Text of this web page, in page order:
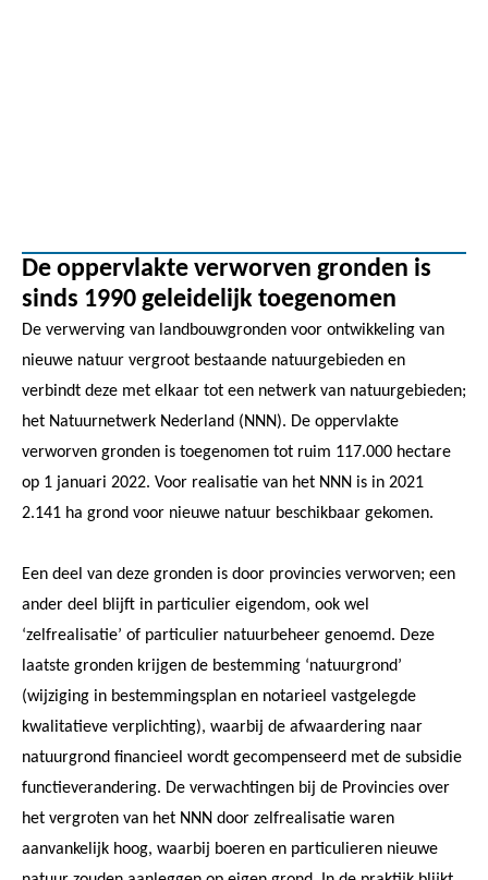
De oppervlakte verworven gronden is
sinds 1990 geleidelijk toegenomen
De verwerving van landbouwgronden voor ontwikkeling van
nieuwe natuur vergroot bestaande natuurgebieden en
verbindt deze met elkaar tot een netwerk van natuurgebieden;
het Natuurnetwerk Nederland (NNN). De oppervlakte
verworven gronden is toegenomen tot ruim 117.000 hectare
op 1 januari 2022. Voor realisatie van het NNN is in 2021
2.141 ha grond voor nieuwe natuur beschikbaar gekomen.
Een deel van deze gronden is door provincies verworven; een
ander deel blijft in particulier eigendom, ook wel
‘zelfrealisatie’ of particulier natuurbeheer genoemd. Deze
laatste gronden krijgen de bestemming ‘natuurgrond’
(wijziging in bestemmingsplan en notarieel vastgelegde
kwalitatieve verplichting), waarbij de afwaardering naar
natuurgrond financieel wordt gecompenseerd met de subsidie
functieverandering. De verwachtingen bij de Provincies over
het vergroten van het NNN door zelfrealisatie waren
aanvankelijk hoog, waarbij boeren en particulieren nieuwe